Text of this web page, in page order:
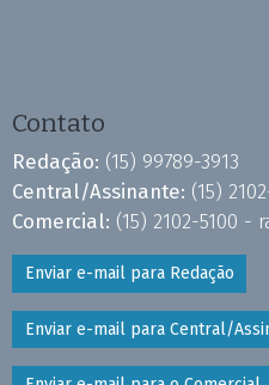
Contato
Redação: (15) 99789-3913
Central/Assinante: (15)
Comercial: (15) 2102-5100 -
Enviar e-mail para Redação
Enviar e-mail para Central/